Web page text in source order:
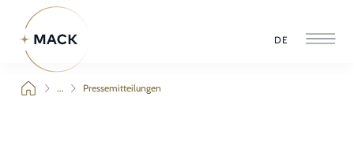
DE
... Pressemitteilungen